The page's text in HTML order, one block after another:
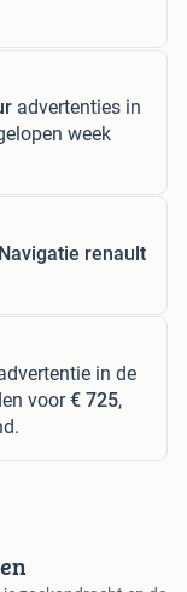
advertenties in
week
Navigatie renault
in de
voor€ 725,